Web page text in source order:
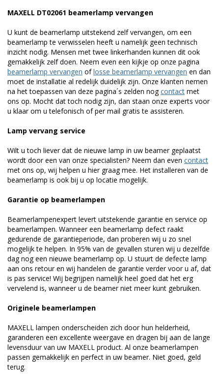
MAXELL DT02061 beamerlamp vervangen
U kunt de beamerlamp uitstekend zelf vervangen, om een
beamerlamp te verwisselen heeft u namelijk geen technisch
inzicht nodig. Mensen met twee linkerhanden kunnen dit ook
gemakkelijk zelf doen. Neem even een kijkje op onze pagina
beamerlamp vervangen oflosse beamerlamp vervangen en dan
moet de installatie al redelijk duidelijk zijn. Onze klanten nemen
na het toepassen van deze pagina´s zelden nogcontact met
ons op. Mocht dat toch nodig zijn, dan staan onze experts voor
u klaar om u telefonisch of per mail gratis te assisteren.
Lamp vervang service
Wilt u toch liever dat de nieuwe lamp in uw beamer geplaatst
wordt door een van onze specialisten? Neem dan even contact
met ons op, wij helpen u hier graag mee. Het installeren van de
beamerlamp is ook bij u op locatie mogelijk.
Garantie op beamerlampen
Beamerlampenexpert levert uitstekende garantie en service op
beamerlampen. Wanneer een beamerlamp defect raakt
gedurende de garantieperiode, dan proberen wij u zo snel
mogelijk te helpen. In 95% van de gevallen sturen wij u dezelfde
dag nog een nieuwe beamerlamp op. U stuurt de defecte lamp
aan ons retour en wij handelen de garantie verder voor u af, dat
is pas service! Wij begrijpen namelijk heel goed dat het erg
vervelend is, wanneer u de beamer niet meer kunt gebruiken.
Originele beamerlampen
MAXELL lampen onderscheiden zich door hun helderheid,
garanderen een excellente weergave en dragen bij aan de lange
levensduur van uw MAXELL product. Al onze beamerlampen
passen gemakkelijk en perfect in uw beamer. Niet goed, geld
terug.